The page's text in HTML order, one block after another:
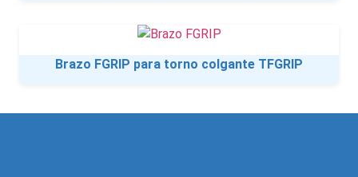
Brazo FGRIP para torno colgante TFGRIP